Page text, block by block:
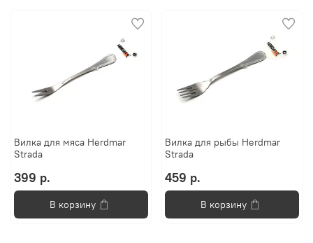
Вилка для мяса Herdmar
Strada
399 р.
В корзину
Вилка для рыбы Herdmar
Strada
459 р.
В корзину